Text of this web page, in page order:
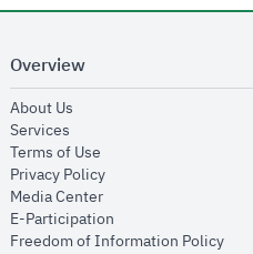
Overview
About Us
Services
Terms of Use
Privacy Policyopens in new window
Media Centeropens in new window
E-Participation
Freedom of Information Policy